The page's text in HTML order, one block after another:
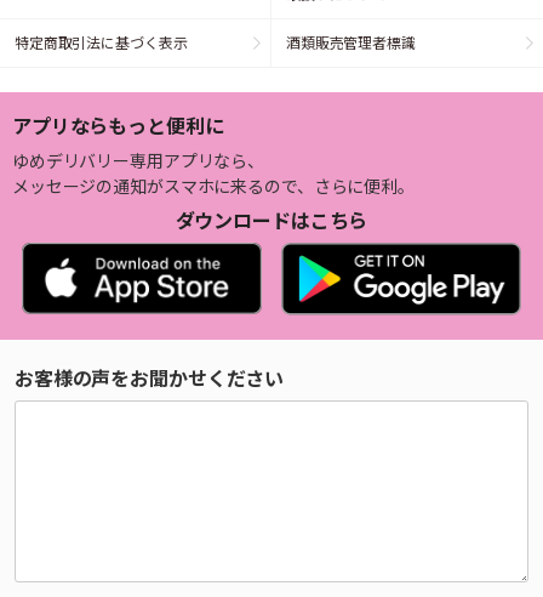
特定商取引法に基づく表示 酒類販売管理者標識
アプリならもっと便利に
ゆめデリバリー専用アプリなら、
メッセージの通知がスマホに来るので、さらに便利。
ダウンロードはこちら
お客様の声をお聞かせください